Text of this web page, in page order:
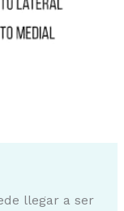
llegar a ser